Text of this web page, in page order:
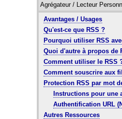
Agrégateur / Lecteur
Avantages / Usages
Qu'est-ce que RSS ?
Pourquoi utiliser RSS
Quoi d'autre à propos de
Comment utiliser le RSS
Comment souscrire aux
Protection RSS par mot
Instructions pour une
Authentification URL
Autres Ressources